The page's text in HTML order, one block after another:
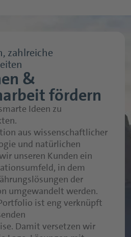
zahlreiche
&
fördern
Ideen zu
aus wissenschaftlicher
und natürlichen
unseren Kunden ein
in dem
der
umgewandelt werden.
ist eng verknüpft
Damit versetzen wir